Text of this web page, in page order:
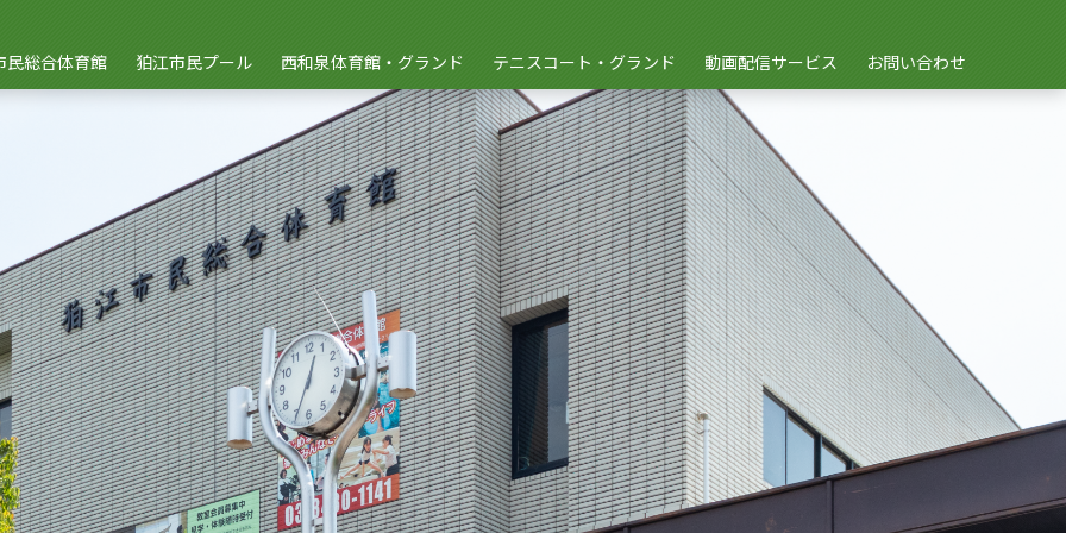
民総合体育館 狛江市民プール 西和泉体育館・グランド テニスコート・グランド 動画配信サービス お問い合わせ